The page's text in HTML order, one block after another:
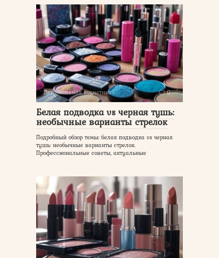
Декоративная косметика 0
Белая подводка vs черная тушь:
необычные варианты стрелок
Подробный обзор темы: белая подводка vs черная
тушь: необычные варианты стрелок.
Профессиональные советы, актуальные